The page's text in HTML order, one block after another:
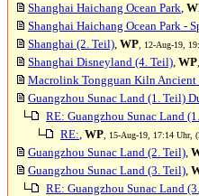
Shanghai Haichang Ocean Park,
Shanghai Haichang Ocean Park -
Shanghai (2. Teil), WP , 12-Aug-19,
Shanghai Disneyland (4. Teil), WP
Macrolink Tongguan Kiln Ancient
Guangzhou Sunac Land (1. Teil)
RE: Guangzhou Sunac Land
RE:, WP , 15-Aug-19, 17:14 Uhr,
Guangzhou Sunac Land (2. Teil),
Guangzhou Sunac Land (3. Teil),
RE: Guangzhou Sunac Land